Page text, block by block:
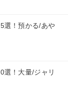
選！預かる/あや
選！大量/ジャリ